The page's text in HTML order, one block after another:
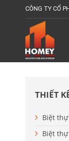
CÔNG TY CỔ
THIẾT
Biệt
Biệt